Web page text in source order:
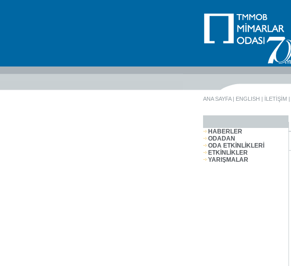
ANA SAYFA| ENGLISH | İLETİŞİM |
HABERLER
ODADAN
ODA ETKİNLİKLERİ
ETKİNLİKLER
YARIŞMALAR